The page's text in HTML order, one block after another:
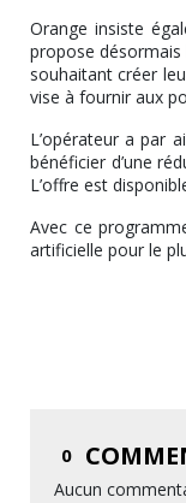
Orange insiste
propose désormais
souhaitant créer
vise à fournir aux
L’opérateur a par
bénéficier d’une
L’offre est
Avec ce
artificielle pour le
0
Aucun